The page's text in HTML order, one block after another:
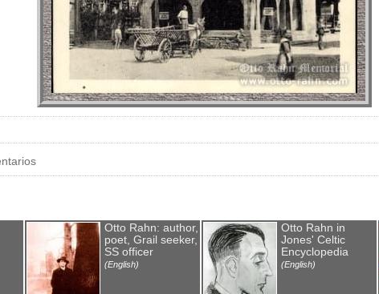
Otto Rahn: author,
poet, Grail seeker,
SS officer
(English)
Otto Rahn in
Jones' Celtic
Encyclopedia
(English)